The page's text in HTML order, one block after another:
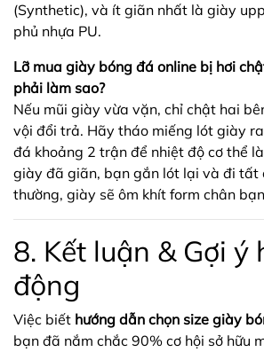
(Synthetic), và ít giãn nhất là giày
phủ nhựa PU.
Lỡ mua giày bóng đá online bị hơi
phải làm sao?
Nếu mũi giày vừa vặn, chỉ chật hai
vội đổi trả. Hãy tháo miếng lót giày
đá khoảng 2 trận để nhiệt độ cơ thể
giày đã giãn, bạn gắn lót lại và đi tất
thường, giày sẽ ôm khít form chân
8. Kết luận & Gợi ý
động
Việc biết hướng dẫn chọn size giày
bạn đã nắm chắc 90% cơ hội sở hữu